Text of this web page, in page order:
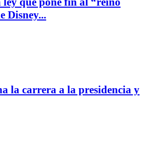
Disney...
la carrera a la presidencia y